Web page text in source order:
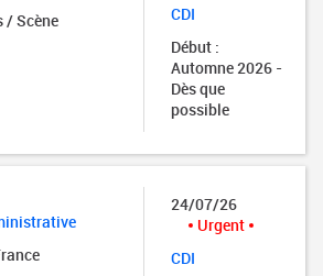
/ Scène
CDI
Début :
Automne 2026 -
Dès que
possible
24/07/26
Urgent
CDI